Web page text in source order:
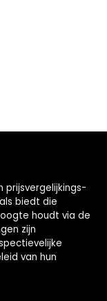
prijsvergelijkings-
biedt die
houdt via de
zijn
van hun